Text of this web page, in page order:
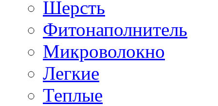
Шерсть
Фитонаполнитель
Микроволокно
Легкие
Теплые